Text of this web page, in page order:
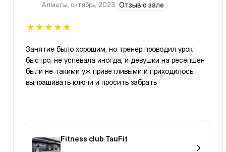
Алматы, октябрь, 2023 Отзыв о зале
Занятие было хорошим, но тренер проводил урок
быстро, не успевала иногда, и девушки на ресепшен
были не такими уж приветливыми и приходилось
выпрашивать ключи и просить забрать
Fitness club TauFit